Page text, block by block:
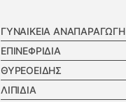
ΓΥΝΑΙΚΕΙΑ ΑΝΑΠΑΡΑΓΩΓΗ
ΕΠΙΝΕΦΡΙΔΙΑ
ΘΥΡΕΟΕΙΔΗΣ
ΛΙΠΙΔΙΑ